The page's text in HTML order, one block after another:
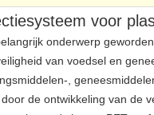
voor
onderwerp
van voedsel en
,
de ontwikkeling van de